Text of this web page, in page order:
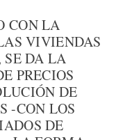
CON LA
VIVIENDAS
DA LA
PRECIOS
DE
-CON LOS
DE